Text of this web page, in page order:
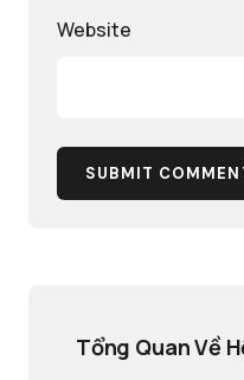
Website
SUBMIT
Tổng Quan Về